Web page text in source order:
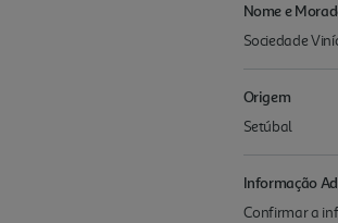
Nome e
Sociedade
Origem
Setúbal
Informação
Confirmar a